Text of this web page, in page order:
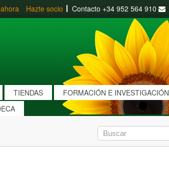
Hazte socio Contacto +34 952 564 910
TIENDAS
FORMACIÓN E INVESTIGACIÓN